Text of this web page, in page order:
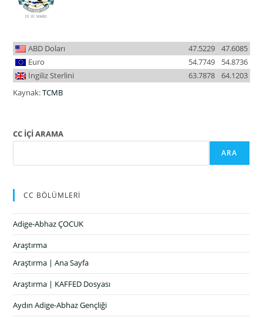
ABD Doları 47.6085
47.5229
Euro
54.8736
54.7749
İngiliz Sterlini
64.1203
63.7878
Kaynak:TCMB
CC İÇİ ARAMA
ARA
CC BÖLÜMLERİ
Adige-Abhaz ÇOCUK
Araştırma
Araştırma | Ana Sayfa
Araştırma | KAFFED Dosyası
Aydın Adige-Abhaz Gençliği